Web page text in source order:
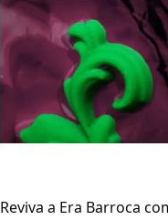
Reviva a Era Barroca